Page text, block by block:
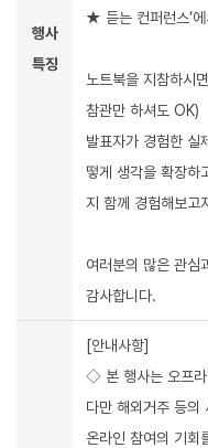
행사
특징
★ 듣는 컨퍼런스’에
노트북을 지참하시
참관만 하셔도 OK)
발표자가 경험한 실
떻게 생각을 확장하
지 함께 경험해보고
여러분의 많은 관심
감사합니다.
[안내사항]
◇ 본 행사는 오프라
다만 해외거주 등의
온라인 참여의 기회